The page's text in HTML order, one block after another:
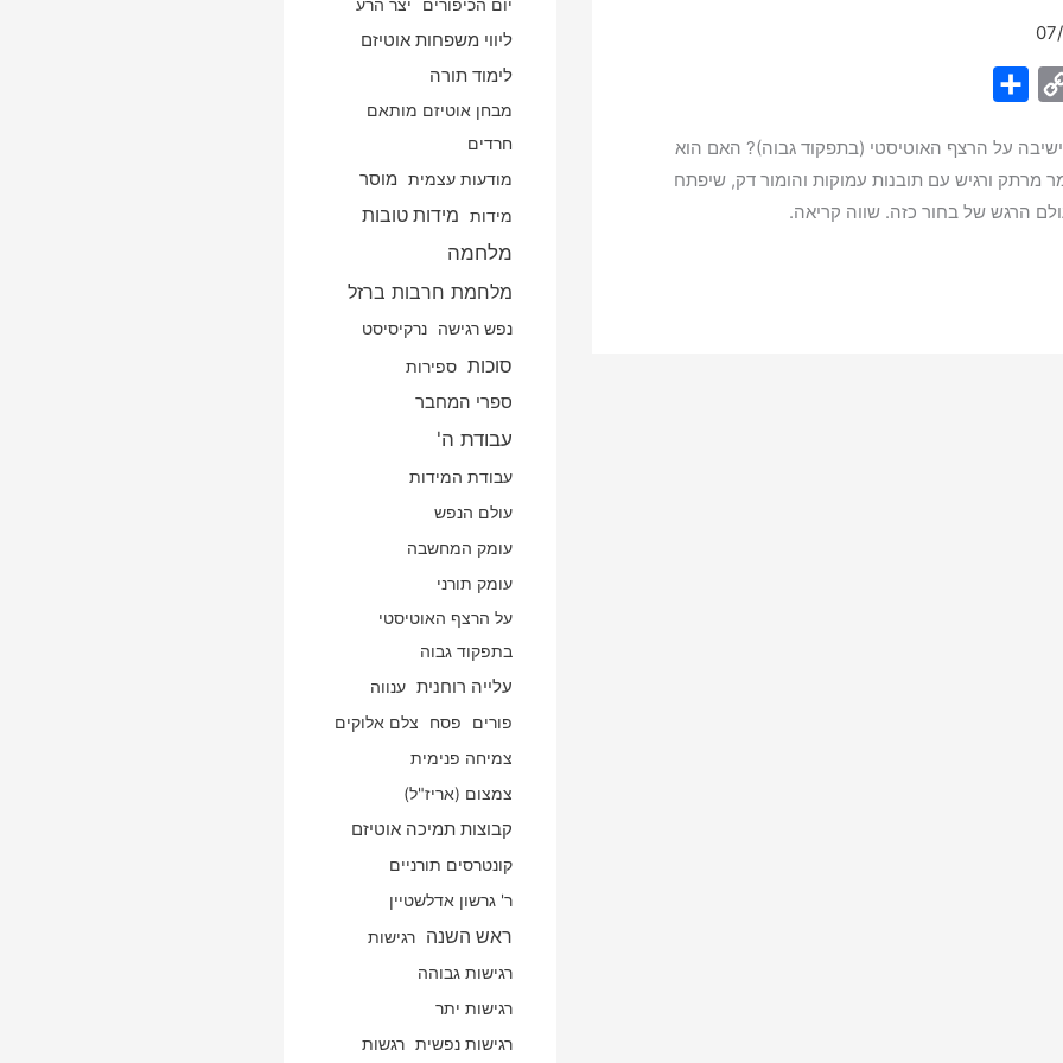
p
y
L
a
r
e
על הרצף האוטיסטי (בתפקוד גבוה)? האם הוא
מרתק ורגיש עם תובנות עמוקות והומור דק, שיפתח
הרגש של בחור כזה. שווה קריאה.
ליווי משפחות אוטיזם
לימוד תורה
מבחן אוטיזם מותאם
חרדים
מודעות עצמית מוסר
מידות מידות טובות
מלחמה
מלחמת חרבות ברזל
נפש רגישה נרקיסיסט
סוכות ספירות
ספרי המחבר
עבודת ה'
עבודת המידות
עולם הנפש
עומק המחשבה
עומק תורני
על הרצף האוטיסטי
בתפקוד גבוה
עלייה רוחנית ענווה
פורים
פסח
צלם אלוקים
צמיחה פנימית
צמצום (אריז"ל)
קבוצות תמיכה אוטיזם
קונטרסים תורניים
ר' גרשון אדלשטיין
ראש השנה רגישות
רגישות גבוהה
רגישות יתר
רגישות נפשית רגשות